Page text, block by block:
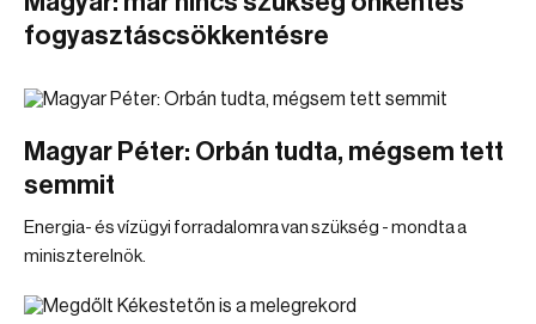
fogyasztáscsökkentésre
Magyar Péter: Orbán tudta, mégsem tett
semmit
Energia- és vízügyi forradalomra van szükség - mondta a
miniszterelnök.